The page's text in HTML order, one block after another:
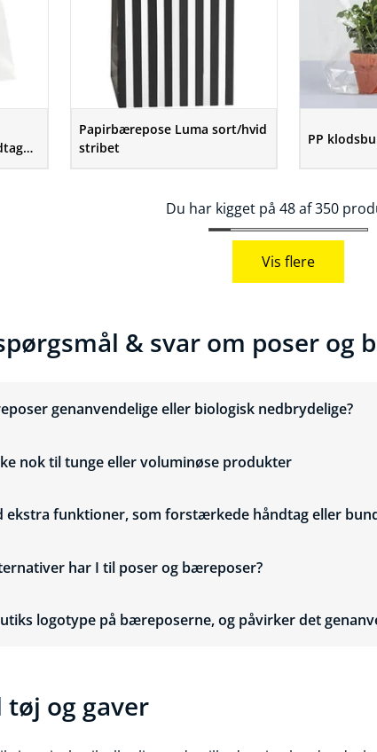
Papirbærepose Luma sort/hvid
stribet
PP
Du har kigget på 48 af 350
Vis flere
& svar om poser og
genanvendelige eller biologisk nedbrydelige?
nok til tunge eller voluminøse produkter
ekstra funktioner, som forstærkede håndtag eller
har I til poser og bæreposer?
logotype på bæreposerne, og påvirker det
og gaver